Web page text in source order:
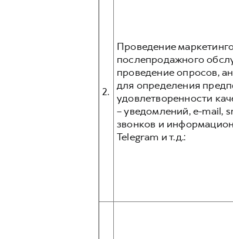
2.
Проведение
послепродажного
проведение опросов,
для определения
удовлетворенности
– уведомлений, e-mail,
звонков и
Telegram и т.д.: